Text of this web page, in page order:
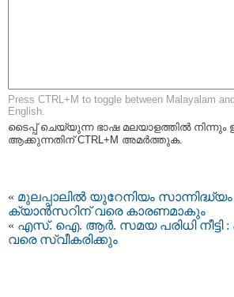
Press CTRL+M to toggle between Malayalam
English.
ടൈപ്പ്‌ ചെയ്യുന്ന ഭാഷ മലയാളത്തില്‍ നിന്നും
ആക്കുന്നതിന് CTRL+M അമര്‍ത്തുക.
« മുലപ്പാലിൽ യുറേനിയം
ക്യാൻസറിന് വരെ കാരണമാകും
« എസ്. ഐ. ആര്‍. സമയ പരിധി
വരെ സ്വീകരിക്കും